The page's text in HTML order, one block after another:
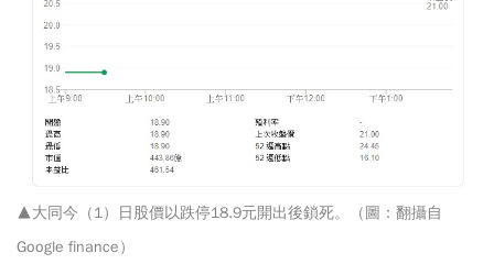
▲大同今（1）日股價以跌停18.9元開出後鎖死。（圖：翻攝自
Google finance）